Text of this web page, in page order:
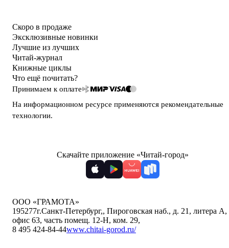
Скоро в продаже
Эксклюзивные новинки
Лучшие из лучших
Читай-журнал
Книжные циклы
Что ещё почитать?
Принимаем к оплате
На информационном ресурсе применяются рекомендательные
технологии.
Скачайте приложение «Читай-город»
ООО «ГРАМОТА»
195277г.Санкт-Петербург,, Пироговская наб., д. 21, литера А,
офис 63, часть помещ. 12-Н, ком. 29,
8 495 424-84-44www.chitai-gorod.ru/